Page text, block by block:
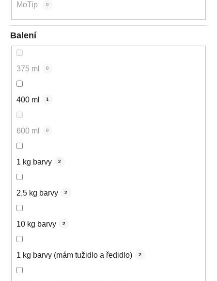
MoTip 0
Balení
375 ml 0
400 ml 1
600 ml 0
1 kg barvy 2
2,5 kg barvy 2
10 kg barvy 2
1 kg barvy (mám tužidlo a ředidlo) 2